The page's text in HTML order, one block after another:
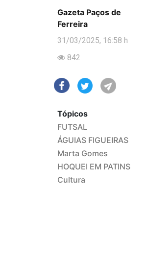
Gazeta Paços de
Ferreira
31/03/2025, 16:58 h
842
Tópicos
FUTSAL
ÁGUIAS FIGUEIRAS
Marta Gomes
HOQUEI EM PATINS
Cultura